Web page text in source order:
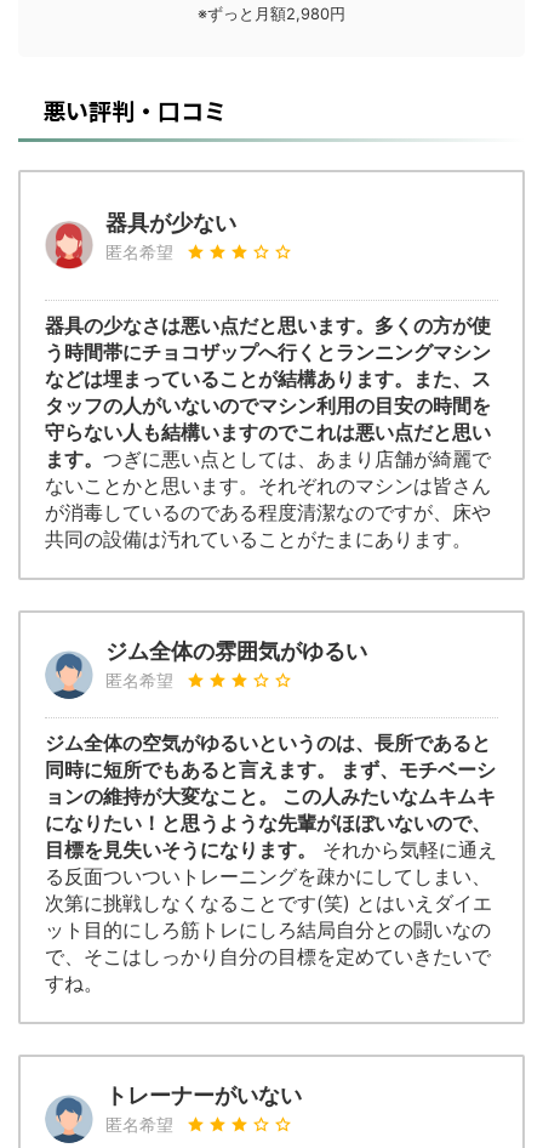
※ずっと月額2,980円
悪い評判・口コミ
器具が少ない
匿名希望
器具の少なさは悪い点だと思います。多くの方が使
う時間帯にチョコザップへ行くとランニングマシン
などは埋まっていることが結構あります。また、ス
タッフの人がいないのでマシン利用の目安の時間を
守らない人も結構いますのでこれは悪い点だと思い
ます。 つぎに悪い点としては、あまり店舗が綺麗で
ないことかと思います。それぞれのマシンは皆さん
が消毒しているのである程度清潔なのですが、床や
共同の設備は汚れていることがたまにあります。
ジム全体の雰囲気がゆるい
匿名希望
ジム全体の空気がゆるいというのは、長所であると
同時に短所でもあると言えます。 まず、モチベーシ
ョンの維持が大変なこと。 この人みたいなムキムキ
になりたい！と思うような先輩がほぼいないので、
目標を見失いそうになります。
それから気軽に通え
る反面ついついトレーニングを疎かにしてしまい、
次第に挑戦しなくなることです(笑) とはいえダイエ
ット目的にしろ筋トレにしろ結局自分との闘いなの
で、そこはしっかり自分の目標を定めていきたいで
すね。
トレーナーがいない
匿名希望